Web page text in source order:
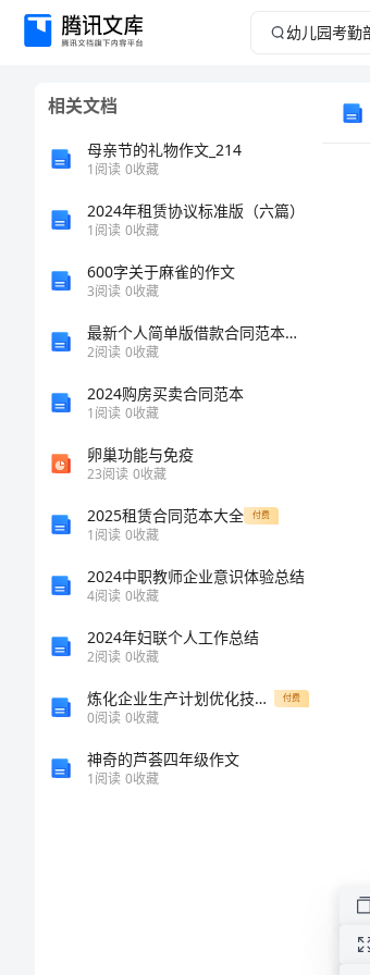
幼
（简
相关文档
母亲节的礼物作文_214
1阅读 0收藏
2024年租赁协议标准版（六篇）
1阅读 0收藏
600字关于麻雀的作文
3阅读 0收藏
最新个人简单版借款合同范本精选
2阅读 0收藏
2024购房买卖合同范本
1阅读 0收藏
卵巢功能与免疫
23阅读 0收藏
2025租赁合同范本大全 付费
1阅读 0收藏
2024中职教师企业意识体验总结
4阅读 0收藏
2024年妇联个人工作总结
2阅读 0收藏
炼化企业生产计划优化技术演进与挑战研究 付费
0阅读 0收藏
神奇的芦荟四年级作文
1阅读 0收藏